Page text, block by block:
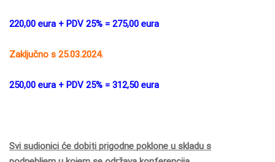
220,00 eura + PDV 25% = 275,00 eura
Zaključno s 25.03.2024.
250,00 eura + PDV 25% = 312,50 eura
Svi sudionici će dobiti prigodne poklone u skladu s